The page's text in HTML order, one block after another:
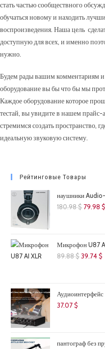
стать частью сообществного
обучаться новому и находить
воспроизведения. Наша цель
доступную для всех, и именно
нужно.
Будем рады вашим комментариям
оборудование вы бы что бы мы
Каждое оборудование которое
тестай, вы увидите в нашем
стремимся создать пространство,
идеальную звуковую систему.
Рейтинговые Товары
наушники
180.98$
180.98
79.98$
Микрофон U87
89.88$
89.88 $.
39.74$
37.07$
пантограф без